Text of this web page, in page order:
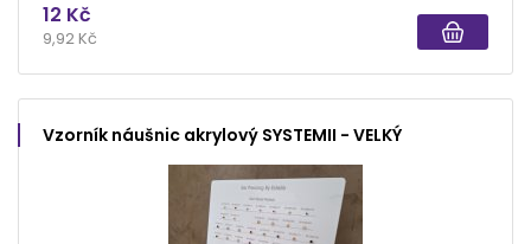
12 Kč
9,92 Kč
Vzorník náušnic akrylový SYSTEMII - VELKÝ